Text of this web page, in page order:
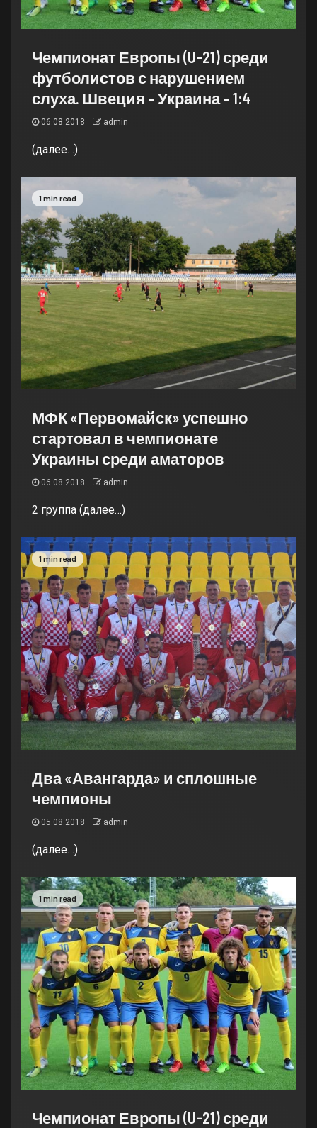
Чемпионат Европы (U-21) среди
футболистов с нарушением
слуха. Швеция – Украина – 1:4
06.08.2018 admin
(далее…)
1 min read
МФК «Первомайск» успешно
стартовал в чемпионате
Украины среди аматоров
06.08.2018 admin
2 группа (далее…)
1 min read
Два «Авангарда» и сплошные
чемпионы
05.08.2018 admin
(далее…)
1 min read
Чемпионат Европы (U-21) среди